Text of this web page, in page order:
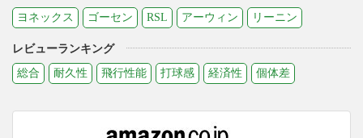
ヨネックス
ゴーセン RSL アーウィン リーニン
レビューランキング
総合
耐久性 飛行性能 打球感 経済性 個体差